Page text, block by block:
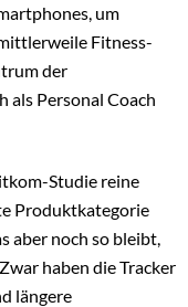
um
Fitness-
der
als Personal Coach
Studie reine
Produktkategorie
aber noch so bleibt,
haben die Tracker
längere